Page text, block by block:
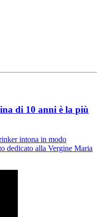
di 10 anni è la più
intona in modo
dedicato alla Vergine Maria